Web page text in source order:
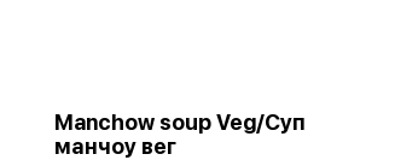
Manchow soup Veg/Суп
манчоу вег